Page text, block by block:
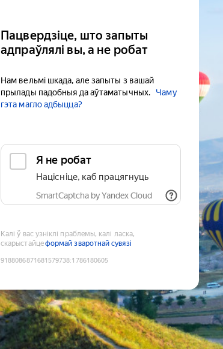
Пацвердзіце, што запыты
адпраўлялі вы, а не робат
Нам вельмі шкада, але запыты з вашай
прылады падобныя да аўтаматычных.
Чаму
гэта магло адбыцца?
Я не робат
Націсніце, каб працягнуць
SmartCaptcha by Yandex Cloud
Калі ў вас узніклі праблемы, калі ласка,
скарыстайцеформай зваротнай сувязі
9188086871681579738:1786180605